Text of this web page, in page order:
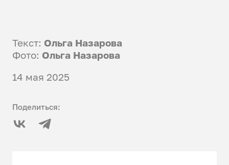
Текст: Ольга Назарова
Фото: Ольга Назарова
14 мая 2025
Поделиться: